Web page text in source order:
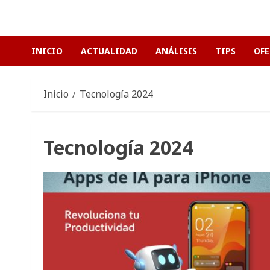
contenido
INICIO ACTUALIDAD ANÁLISIS TIPS
Inicio Tecnología 2024
Tecnología 2024